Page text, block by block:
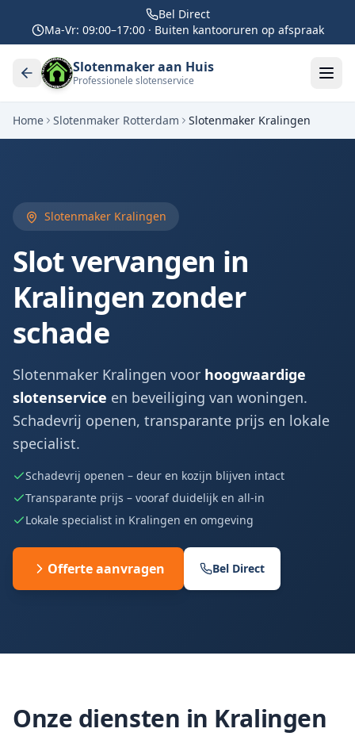
Bel Direct
Ma-Vr: 09:00–17:00 · Buiten kantooruren op afspraak
Slotenmaker aan Huis
Professionele slotenservice
Home Slotenmaker Rotterdam Slotenmaker Kralingen
Slotenmaker Kralingen
Slot vervangen in
Kralingen zonder
schade
Slotenmaker Kralingen voor hoogwaardige
slotenservice en beveiliging van woningen.
Schadevrij openen, transparante prijs en lokale
specialist.
Schadevrij openen – deur en kozijn blijven intact
Transparante prijs – vooraf duidelijk en all-in
Lokale specialist in Kralingen en omgeving
Offerte aanvragen Bel Direct
Onze diensten in Kralingen